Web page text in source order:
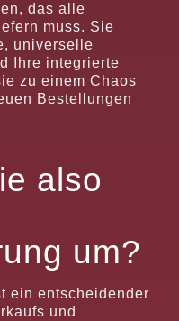
das alle
muss. Sie
universelle
Ihre integrierte
zu einem Chaos
Bestellungen
also
um?
ein entscheidender
und